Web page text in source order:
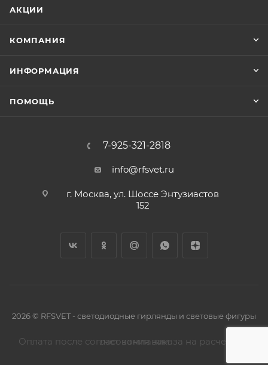
АКЦИИ
КОМПАНИЯ
ИНФОРМАЦИЯ
ПОМОЩЬ
7-925-321-2818
info@rfsvet.ru
г. Москва, ул. Шоссе Энтузиастов
152
2026 © RFSVET - светодиодные гирлянды и световые фигуры
Оплата после согласования заказа на расчетный счет компании